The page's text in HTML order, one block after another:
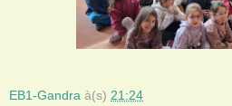
EB1-Gandra à(s) 21:24